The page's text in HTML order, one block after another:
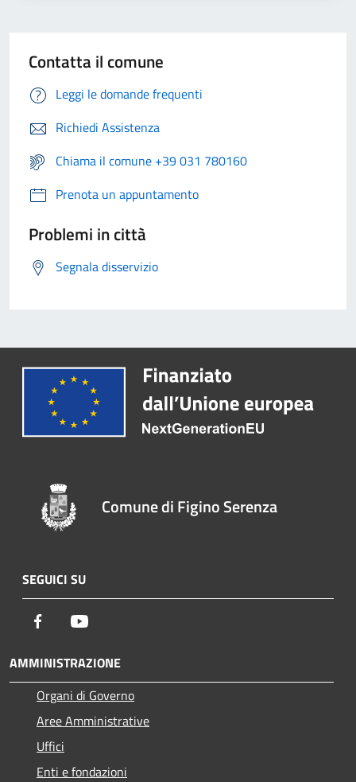
Contatta il comune
Leggi le domande frequenti
Richiedi Assistenza
Chiama il comune +39 031 780160
Prenota un appuntamento
Problemi in città
Segnala disservizio
Comune di Figino Serenza
SEGUICI SU
Facebook
AMMINISTRAZIONE
Organi di Governo
Aree Amministrative
Uffici
Enti e fondazioni